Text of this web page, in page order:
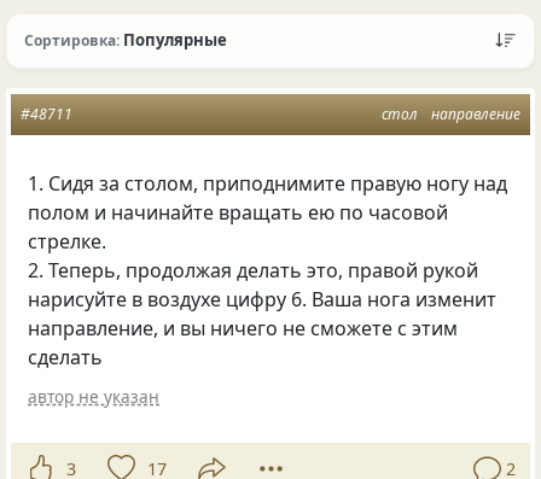
Сортировка: Популярные
стол направление
#48711
1. Сидя за столом, приподнимите правую ногу над
полом и начинайте вращать ею по часовой
стрелке.
2. Теперь, продолжая делать это, правой рукой
нарисуйте в воздухе цифру 6. Ваша нога изменит
направление, и вы ничего не сможете с этим
сделать
автор не указан
3 17 2